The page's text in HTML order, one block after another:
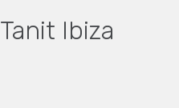
Tanit Ibiza